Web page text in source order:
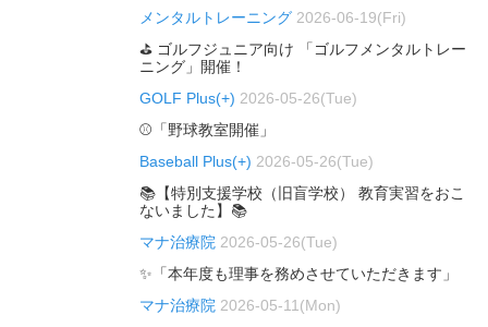
メンタルトレーニング 2026-06-19(Fri)
⛳ ゴルフジュニア向け 「ゴルフメンタルトレー
ニング」開催！
GOLF Plus(+) 2026-05-26(Tue)
⚾「野球教室開催」
Baseball Plus(+) 2026-05-26(Tue)
📚【特別支援学校（旧盲学校） 教育実習をおこ
ないました】📚
マナ治療院 2026-05-26(Tue)
✨「本年度も理事を務めさせていただきます」
マナ治療院 2026-05-11(Mon)